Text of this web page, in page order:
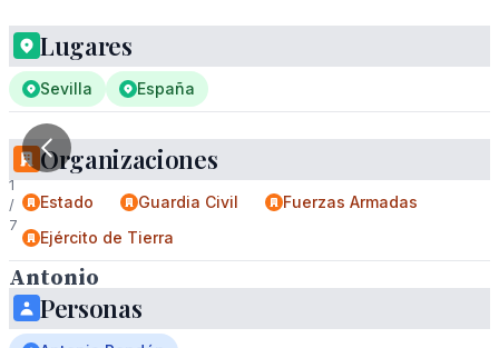
1
/
7
Antonio
Rendón
Lugares
Sevilla España
Organizaciones
Estado Guardia Civil
Fuerzas Armadas
Ejército de Tierra
Personas